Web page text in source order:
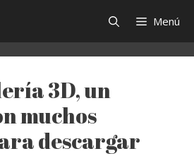
Menú
3D, un
muchos
descargar